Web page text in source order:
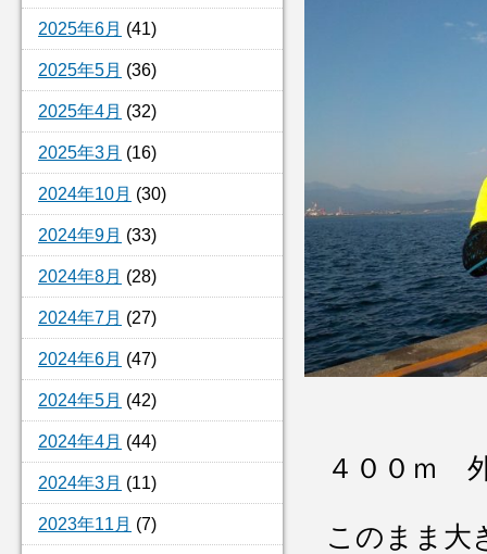
2025年6月 (41)
2025年5月 (36)
2025年4月 (32)
2025年3月 (16)
2024年10月 (30)
2024年9月 (33)
2024年8月 (28)
2024年7月 (27)
2024年6月 (47)
2024年5月 (42)
2024年4月 (44)
2024年3月 (11)
2023年11月 (7)
４００ｍ
このまま大